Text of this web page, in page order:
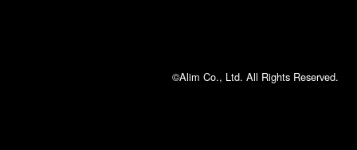
©Alim Co., Ltd. All Rights Reserved.